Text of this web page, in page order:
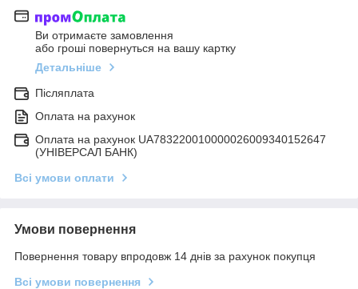
Ви отримаєте замовлення
або гроші повернуться на вашу картку
Детальніше
Післяплата
Оплата на рахунок
Оплата на рахунок UA783220010000026009340152647
(УНІВЕРСАЛ БАНК)
Всі умови оплати
Умови повернення
Повернення товару впродовж 14 днів за рахунок покупця
Всі умови повернення